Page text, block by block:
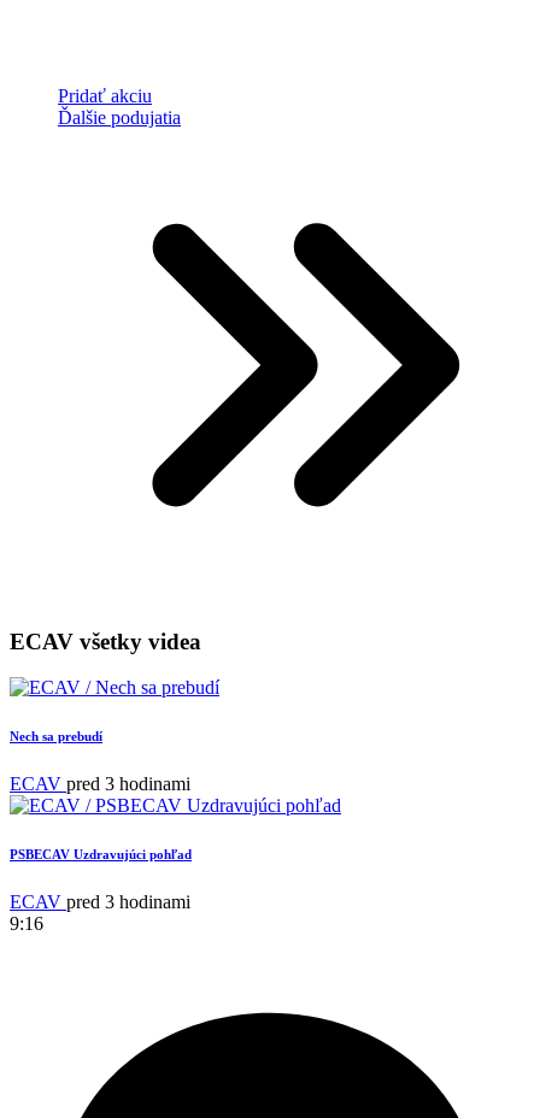
Pridať akciu
Ďalšie podujatia
ECAV všetky videa
Nech sa prebudí
ECAV pred 3 hodinami
PSBECAV Uzdravujúci pohľad
ECAV pred 3 hodinami
9:16